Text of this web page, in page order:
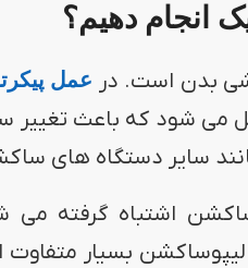
انجام دهیم؟
بدن است. در عمل
می شود که باعث
سایر دستگاه های
اشتباه گرفته می
بسیار متفاوت